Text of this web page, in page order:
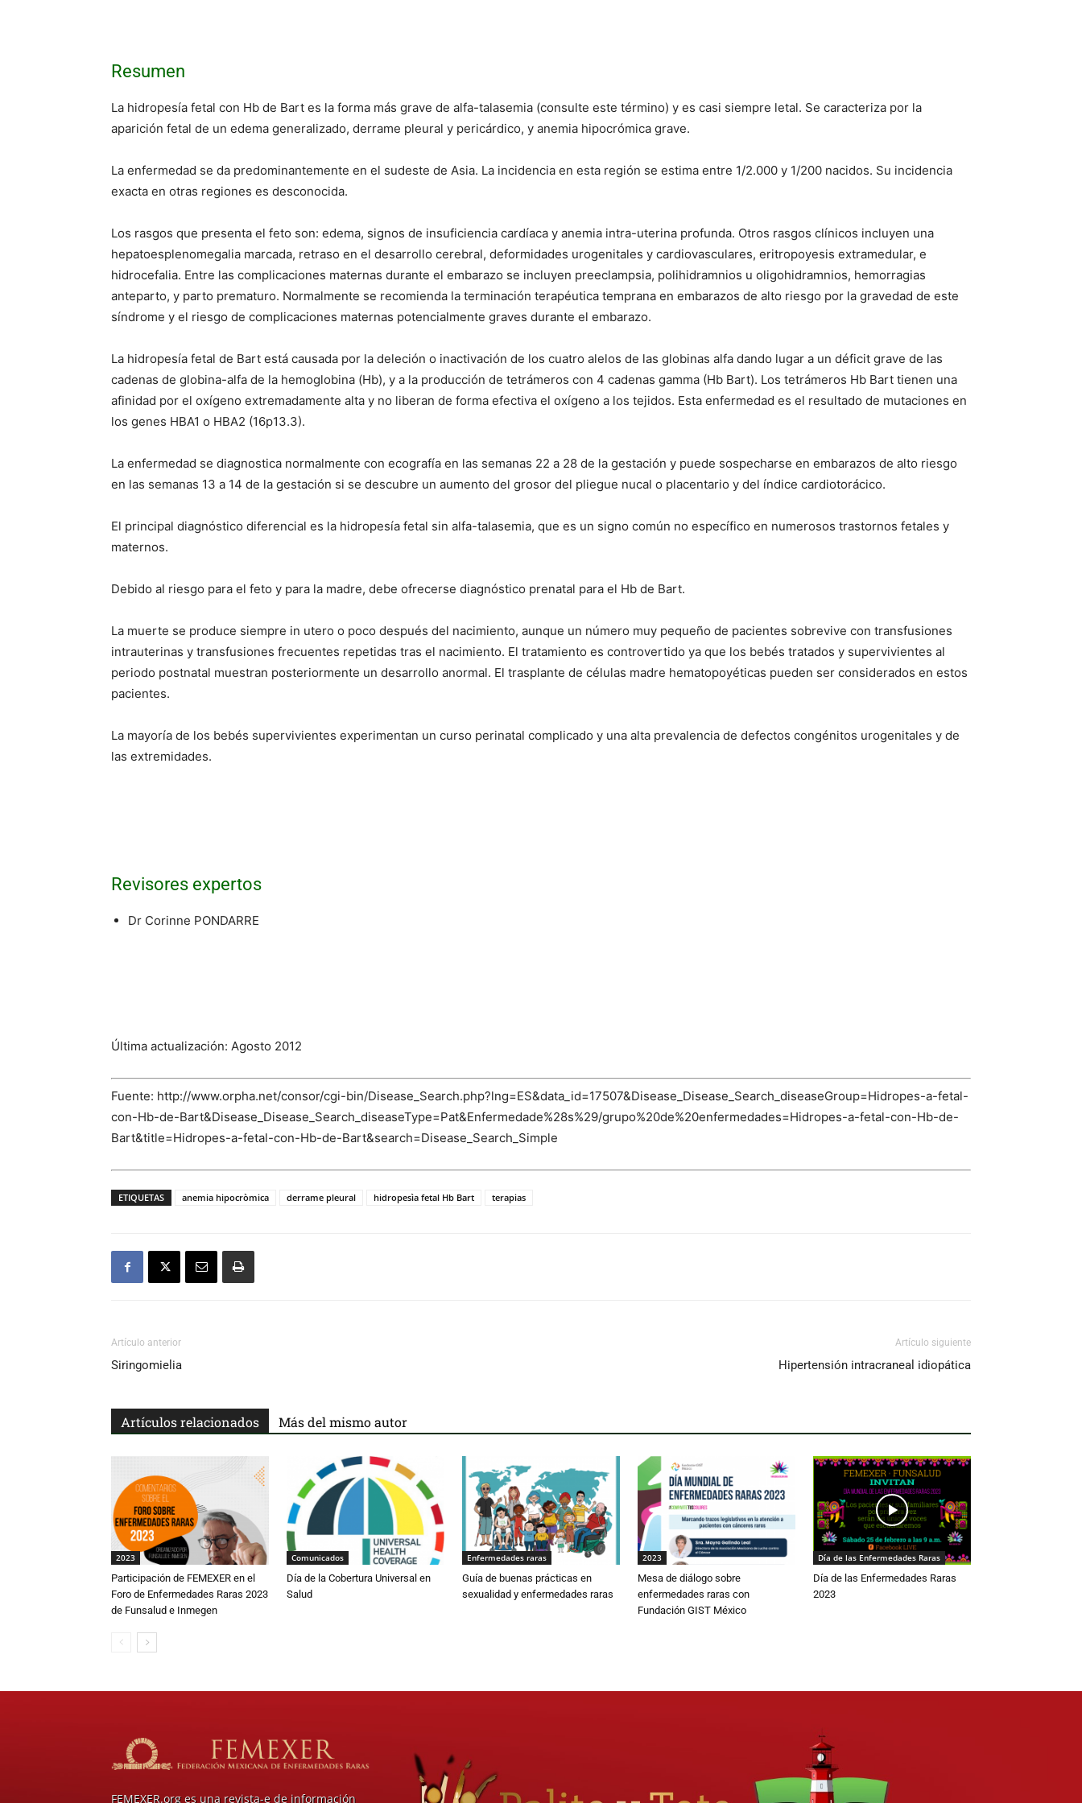
Resumen
La hidropesía fetal con Hb de Bart es la forma más grave de alfa-talasemia (consulte este término) y es casi siempre letal. Se caracteriza por la
aparición fetal de un edema generalizado, derrame pleural y pericárdico, y anemia hipocrómica grave.
La enfermedad se da predominantemente en el sudeste de Asia. La incidencia en esta región se estima entre 1/2.000 y 1/200 nacidos. Su incidencia
exacta en otras regiones es desconocida.
Los rasgos que presenta el feto son: edema, signos de insuficiencia cardíaca y anemia intra-uterina profunda. Otros rasgos clínicos incluyen una
hepatoesplenomegalia marcada, retraso en el desarrollo cerebral, deformidades urogenitales y cardiovasculares, eritropoyesis extramedular, e
hidrocefalia. Entre las complicaciones maternas durante el embarazo se incluyen preeclampsia, polihidramnios u oligohidramnios, hemorragias
anteparto, y parto prematuro. Normalmente se recomienda la terminación terapéutica temprana en embarazos de alto riesgo por la gravedad de este
síndrome y el riesgo de complicaciones maternas potencialmente graves durante el embarazo.
La hidropesía fetal de Bart está causada por la deleción o inactivación de los cuatro alelos de las globinas alfa dando lugar a un déficit grave de las
cadenas de globina-alfa de la hemoglobina (Hb), y a la producción de tetrámeros con 4 cadenas gamma (Hb Bart). Los tetrámeros Hb Bart tienen una
afinidad por el oxígeno extremadamente alta y no liberan de forma efectiva el oxígeno a los tejidos. Esta enfermedad es el resultado de mutaciones en
los genes HBA1 o HBA2 (16p13.3).
La enfermedad se diagnostica normalmente con ecografía en las semanas 22 a 28 de la gestación y puede sospecharse en embarazos de alto riesgo
en las semanas 13 a 14 de la gestación si se descubre un aumento del grosor del pliegue nucal o placentario y del índice cardiotorácico.
El principal diagnóstico diferencial es la hidropesía fetal sin alfa-talasemia, que es un signo común no específico en numerosos trastornos fetales y
maternos.
Debido al riesgo para el feto y para la madre, debe ofrecerse diagnóstico prenatal para el Hb de Bart.
La muerte se produce siempre in utero o poco después del nacimiento, aunque un número muy pequeño de pacientes sobrevive con transfusiones
intrauterinas y transfusiones frecuentes repetidas tras el nacimiento. El tratamiento es controvertido ya que los bebés tratados y supervivientes al
periodo postnatal muestran posteriormente un desarrollo anormal. El trasplante de células madre hematopoyéticas pueden ser considerados en estos
pacientes.
La mayoría de los bebés supervivientes experimentan un curso perinatal complicado y una alta prevalencia de defectos congénitos urogenitales y de
las extremidades.
Revisores expertos
Dr Corinne PONDARRE
Última actualización: Agosto 2012
Fuente: http://www.orpha.net/consor/cgi-bin/Disease_Search.php?lng=ES&data_id=17507&Disease_Disease_Search_diseaseGroup=Hidropes-a-fetal-
con-Hb-de-Bart&Disease_Disease_Search_diseaseType=Pat&Enfermedade%28s%29/grupo%20de%20enfermedades=Hidropes-a-fetal-con-Hb-de-
Bart&title=Hidropes-a-fetal-con-Hb-de-Bart&search=Disease_Search_Simple
ETIQUETAS anemia hipocròmica derrame pleural hidropesìa fetal Hb Bart terapias
Artículo anterior
Siringomielia
Artículo siguiente
Hipertensión intracraneal idiopática
Artículos relacionados Más del mismo autor
2023
Participación de FEMEXER en el
Foro de Enfermedades Raras 2023
de Funsalud e Inmegen
Comunicados
Día de la Cobertura Universal en
Salud
Enfermedades raras
Guía de buenas prácticas en
sexualidad y enfermedades raras
2023
Mesa de diálogo sobre
enfermedades raras con
Fundación GIST México
Día de las Enfermedades Raras
Día de las Enfermedades Raras
2023
FEMEXER.org es una revista-e de información